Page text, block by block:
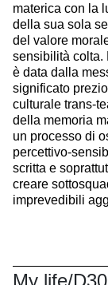
materica con la
della sua sola
del valore
sensibilità colta.
è data dalla
significato
culturale trans-
della memoria
un processo di
percettivo-
scritta e
creare
imprevedibili
My life/